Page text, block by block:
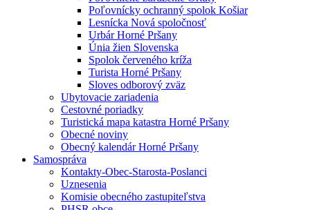
Poľovnícky ochranný spolok Košiar
Lesnícka Nová spoločnosť
Urbár Horné Pršany
Únia žien Slovenska
Spolok červeného kríža
Turista Horné Pršany
Sloves odborový zväz
Ubytovacie zariadenia
Cestovné poriadky
Turistická mapa katastra Horné Pršany
Obecné noviny
Obecný kalendár Horné Pršany
Samospráva
Kontakty-Obec-Starosta-Poslanci
Uznesenia
Komisie obecného zastupiteľstva